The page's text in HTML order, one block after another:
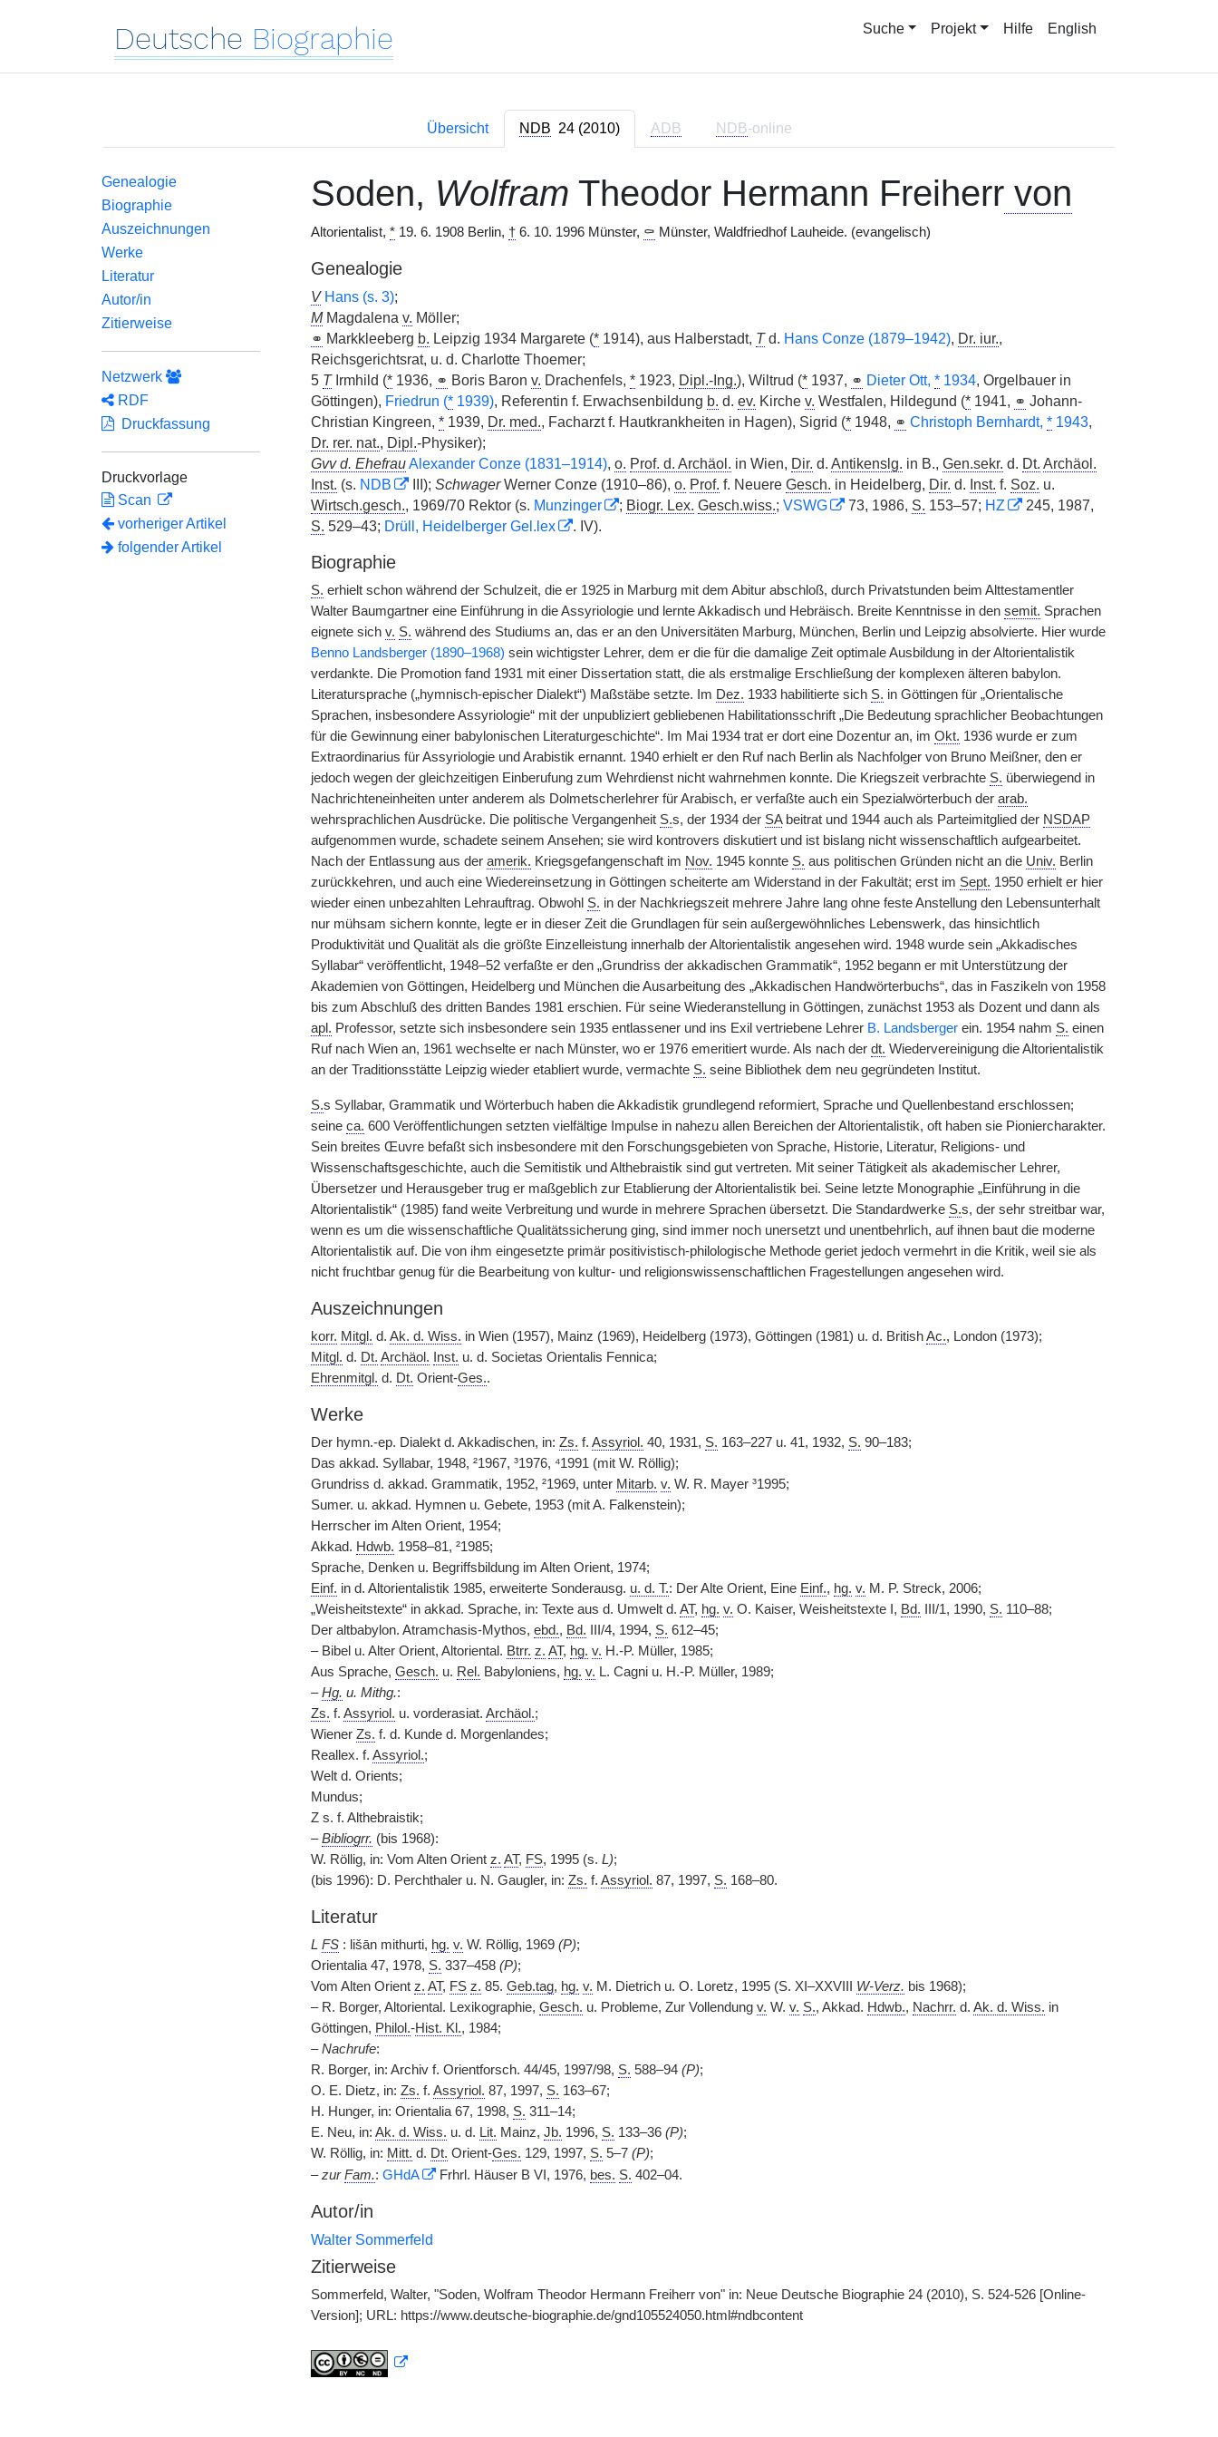
Deutsche Biographie Suche Projekt Hilfe English
Übersicht NDB 24 (2010) ADB NDB-online
Genealogie
Biographie
Auszeichnungen
Werke
Literatur
Autor/in
Zitierweise
Netzwerk
RDF
Druckfassung
Druckvorlage
Scan
vorheriger Artikel
folgender Artikel
Soden, Wolfram Theodor Hermann Freiherrvon
Altorientalist, *19. 6. 1908 Berlin, †6. 10. 1996 Münster, ⚰ Münster, Waldfriedhof Lauheide. (evangelisch)
Genealogie
V Hans (s. 3);
MMagdalena v. Möller;
⚭ Markkleeberg b. Leipzig 1934 Margarete (*1914), aus Halberstadt, Td. Hans Conze (1879–1942), Dr. iur.,
Reichsgerichtsrat, u. d. Charlotte Thoemer;
5 TIrmhild (*1936, ⚭ Boris Baron v. Drachenfels, *1923, Dipl.-Ing.), Wiltrud (*1937, ⚭ Dieter Ott, *1934, Orgelbauer in
Göttingen), Friedrun (*1939), Referentin f. Erwachsenbildung b. d. ev. Kirche v. Westfalen, Hildegund (*1941, ⚭ Johann-
Christian Kingreen, *1939, Dr. med., Facharzt f. Hautkrankheiten in Hagen), Sigrid (*1948, ⚭ Christoph Bernhardt, *1943,
Dr. rer. nat., Dipl.-Physiker);
Gvv d. EhefrauAlexander Conze (1831–1914), o. Prof. d. Archäol. in Wien, Dir. d. Antikenslg. in B., Gen.sekr. d. Dt. Archäol.
Inst. (s. NDB III); SchwagerWerner Conze (1910–86), o. Prof. f. Neuere Gesch. in Heidelberg, Dir. d. Inst. f. Soz. u.
Wirtsch.gesch., 1969/70 Rektor (s. Munzinger ; Biogr. Lex. Gesch.wiss.; VSWG 73, 1986, S. 153–57; HZ
245, 1987,
S. 529–43; Drüll, Heidelberger Gel.lex . IV).
Biographie
S. erhielt schon während der Schulzeit, die er 1925 in Marburg mit dem Abitur abschloß, durch Privatstunden beim Alttestamentler
Walter Baumgartner eine Einführung in die Assyriologie und lernte Akkadisch und Hebräisch. Breite Kenntnisse in den semit. Sprachen
eignete sich v. S. während des Studiums an, das er an den Universitäten Marburg, München, Berlin und Leipzig absolvierte. Hier wurde
Benno Landsberger (1890–1968) sein wichtigster Lehrer, dem er die für die damalige Zeit optimale Ausbildung in der Altorientalistik
verdankte. Die Promotion fand 1931 mit einer Dissertation statt, die als erstmalige Erschließung der komplexen älteren babylon.
Literatursprache („hymnisch-epischer Dialekt“) Maßstäbe setzte. Im Dez. 1933 habilitierte sich S. in Göttingen für „Orientalische
Sprachen, insbesondere Assyriologie“ mit der unpubliziert gebliebenen Habilitationsschrift „Die Bedeutung sprachlicher Beobachtungen
für die Gewinnung einer babylonischen Literaturgeschichte“. Im Mai 1934 trat er dort eine Dozentur an, im Okt. 1936 wurde er zum
Extraordinarius für Assyriologie und Arabistik ernannt. 1940 erhielt er den Ruf nach Berlin als Nachfolger von Bruno Meißner, den er
jedoch wegen der gleichzeitigen Einberufung zum Wehrdienst nicht wahrnehmen konnte. Die Kriegszeit verbrachte S. überwiegend in
Nachrichteneinheiten unter anderem als Dolmetscherlehrer für Arabisch, er verfaßte auch ein Spezialwörterbuch der arab.
wehrsprachlichen Ausdrücke. Die politische Vergangenheit S.s, der 1934 der SAbeitrat und 1944 auch als Parteimitglied der NSDAP
aufgenommen wurde, schadete seinem Ansehen; sie wird kontrovers diskutiert und ist bislang nicht wissenschaftlich aufgearbeitet.
Nach der Entlassung aus der amerik. Kriegsgefangenschaft im Nov. 1945 konnte S. aus politischen Gründen nicht an die Univ. Berlin
zurückkehren, und auch eine Wiedereinsetzung in Göttingen scheiterte am Widerstand in der Fakultät; erst im Sept. 1950 erhielt er hier
wieder einen unbezahlten Lehrauftrag. Obwohl S. in der Nachkriegszeit mehrere Jahre lang ohne feste Anstellung den Lebensunterhalt
nur mühsam sichern konnte, legte er in dieser Zeit die Grundlagen für sein außergewöhnliches Lebenswerk, das hinsichtlich
Produktivität und Qualität als die größte Einzelleistung innerhalb der Altorientalistik angesehen wird. 1948 wurde sein „Akkadisches
Syllabar“ veröffentlicht, 1948–52 verfaßte er den „Grundriss der akkadischen Grammatik“, 1952 begann er mit Unterstützung der
Akademien von Göttingen, Heidelberg und München die Ausarbeitung des „Akkadischen Handwörterbuchs“, das in Faszikeln von 1958
bis zum Abschluß des dritten Bandes 1981 erschien. Für seine Wiederanstellung in Göttingen, zunächst 1953 als Dozent und dann als
apl. Professor, setzte sich insbesondere sein 1935 entlassener und ins Exil vertriebene Lehrer B. Landsbergerein. 1954 nahm S. einen
Ruf nach Wien an, 1961 wechselte er nach Münster, wo er 1976 emeritiert wurde. Als nach der dt. Wiedervereinigung die Altorientalistik
an der Traditionsstätte Leipzig wieder etabliert wurde, vermachte S. seine Bibliothek dem neu gegründeten Institut.
S.s Syllabar, Grammatik und Wörterbuch haben die Akkadistik grundlegend reformiert, Sprache und Quellenbestand erschlossen;
seine ca. 600 Veröffentlichungen setzten vielfältige Impulse in nahezu allen Bereichen der Altorientalistik, oft haben sie Pioniercharakter.
Sein breites Œuvre befaßt sich insbesondere mit den Forschungsgebieten von Sprache, Historie, Literatur, Religions- und
Wissenschaftsgeschichte, auch die Semitistik und Althebraistik sind gut vertreten. Mit seiner Tätigkeit als akademischer Lehrer,
Übersetzer und Herausgeber trug er maßgeblich zur Etablierung der Altorientalistik bei. Seine letzte Monographie „Einführung in die
Altorientalistik“ (1985) fand weite Verbreitung und wurde in mehrere Sprachen übersetzt. Die Standardwerke S.s, der sehr streitbar war,
wenn es um die wissenschaftliche Qualitätssicherung ging, sind immer noch unersetzt und unentbehrlich, auf ihnen baut die moderne
Altorientalistik auf. Die von ihm eingesetzte primär positivistisch-philologische Methode geriet jedoch vermehrt in die Kritik, weil sie als
nicht fruchtbar genug für die Bearbeitung von kultur- und religionswissenschaftlichen Fragestellungen angesehen wird.
Auszeichnungen
korr. Mitgl. d. Ak. d. Wiss. in Wien (1957), Mainz (1969), Heidelberg (1973), Göttingen (1981) u. d. BritishAc., London (1973);
Mitgl. d. Dt. Archäol. Inst. u. d. Societas Orientalis Fennica;
Ehrenmitgl. d. Dt. Orient-Ges..
Werke
Der hymn.-ep. Dialekt d. Akkadischen, in: Zs. f. Assyriol. 40, 1931, S. 163–227 u. 41, 1932, S. 90–183;
Das akkad. Syllabar, 1948, ²1967, ³1976, ⁴1991 (mit W. Röllig);
Grundriss d. akkad. Grammatik, 1952, ²1969, unter Mitarb. v. W. R. Mayer ³1995;
Sumer. u. akkad. Hymnen u. Gebete, 1953 (mit A. Falkenstein);
Herrscher im Alten Orient, 1954;
Akkad. Hdwb. 1958–81, ²1985;
Sprache, Denken u. Begriffsbildung im Alten Orient, 1974;
Einf. in d. Altorientalistik 1985, erweiterte Sonderausg. u. d. T.: Der Alte Orient, Eine Einf., hg. v. M. P. Streck, 2006;
„Weisheitstexte“ in akkad. Sprache, in: Texte aus d. Umwelt d. AT, hg. v. O. Kaiser, Weisheitstexte I, Bd. III/1, 1990, S. 110–88;
Der altbabylon. Atramchasis-Mythos, ebd., Bd. III/4, 1994, S. 612–45;
– Bibel u. Alter Orient, Altoriental. Btrr. z. AT, hg. v. H.-P. Müller, 1985;
Aus Sprache, Gesch. u. Rel. Babyloniens, hg. v. L. Cagni u. H.-P. Müller, 1989;
–Hg. u. Mithg.:
Zs. f. Assyriol. u. vorderasiat. Archäol.;
Wiener Zs. f. d. Kunde d. Morgenlandes;
Reallex. f. Assyriol.;
Welt d. Orients;
Mundus;
Z s. f. Althebraistik;
–Bibliogrr. (bis 1968):
W. Röllig, in: Vom Alten Orient z. AT, FS, 1995 (s. L);
(bis 1996): D. Perchthaler u. N. Gaugler, in: Zs. f. Assyriol. 87, 1997, S. 168–80.
Literatur
L FS: lišān mithurti, hg. v. W. Röllig, 1969 (P);
Orientalia 47, 1978, S. 337–458 (P);
Vom Alten Orient z. AT, FS z. 85. Geb.tag, hg. v. M. Dietrich u. O. Loretz, 1995 (S. XI–XXVIII W-Verz. bis 1968);
– R. Borger, Altoriental. Lexikographie, Gesch. u. Probleme, Zur Vollendung v. W. v. S., Akkad. Hdwb., Nachrr. d. Ak. d. Wiss. in
Göttingen, Philol.-Hist. Kl., 1984;
–Nachrufe:
R. Borger, in: Archiv f. Orientforsch. 44/45, 1997/98, S. 588–94 (P);
O. E. Dietz, in: Zs. f. Assyriol. 87, 1997, S. 163–67;
H. Hunger, in: Orientalia 67, 1998, S. 311–14;
E. Neu, in: Ak. d. Wiss. u. d. Lit. Mainz, Jb. 1996, S. 133–36 (P);
W. Röllig, in: Mitt. d. Dt. Orient-Ges. 129, 1997, S. 5–7 (P);
– zurFam.: GHdA Frhrl. Häuser B VI, 1976, bes. S. 402–04.
Autor/in
Walter Sommerfeld
Zitierweise
Sommerfeld, Walter, "Soden, Wolfram Theodor Hermann Freiherr von" in: Neue Deutsche Biographie 24 (2010), S. 524-526 [Online-
Version]; URL: https://www.deutsche-biographie.de/gnd105524050.html#ndbcontent